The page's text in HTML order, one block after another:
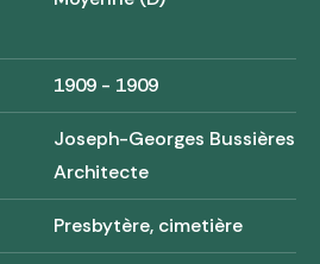
1909 - 1909
Joseph-Georges Bussières
Architecte
Presbytère, cimetière